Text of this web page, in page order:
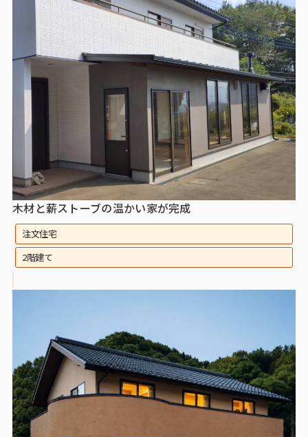
木材と薪ストーブの温かい家が完成
注文住宅
2階建て